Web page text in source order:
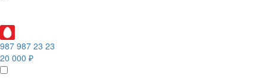
987 987 23 23
20 000 ₽